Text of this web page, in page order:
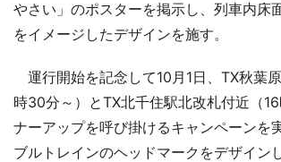
やさい」のポスターを掲示し、列車内床
をイメージしたデザインを施す。
運行開始を記念して10月1日、TX秋葉
時30分～）とTX北千住駅北改札付近（
ナーアップを呼び掛けるキャンペーンを
ブルトレインのヘッドマークをデザイン